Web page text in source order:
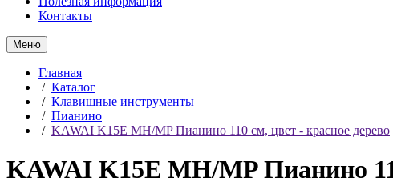
Контакты
Меню
Главная
/ Каталог
/ Клавишные инструменты
/ Пианино
/ KAWAI K15E MH/MP Пианино 110 см, цвет - красное дерево
KAWAI K15E MH/MP Пианино